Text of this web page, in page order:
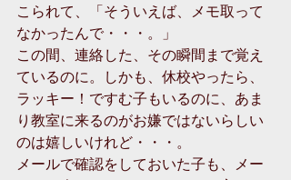
こられて、「そういえば、メモ取って
なかったんで・・・。」
この間、連絡した、その瞬間まで覚え
ているのに。しかも、休校やったら、
ラッキー！ですむ子もいるのに、あま
り教室に来るのがお嫌ではないらしい
のは嬉しいけれど・・・。
メールで確認をしておいた子も、メー